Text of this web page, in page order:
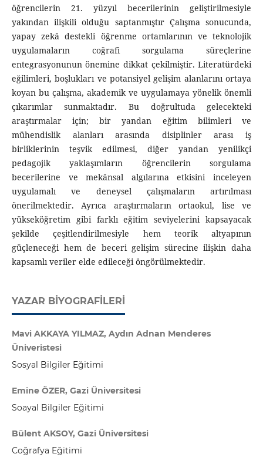
öğrencilerin 21. yüzyıl becerilerinin geliştirilmesiyle
yakından ilişkili olduğu saptanmıştır Çalışma sonucunda,
yapay zekâ destekli öğrenme ortamlarının ve teknolojik
uygulamaların coğrafi sorgulama süreçlerine
entegrasyonunun önemine dikkat çekilmiştir. Literatürdeki
eğilimleri, boşlukları ve potansiyel gelişim alanlarını ortaya
koyan bu çalışma, akademik ve uygulamaya yönelik önemli
çıkarımlar sunmaktadır. Bu doğrultuda gelecekteki
araştırmalar için; bir yandan eğitim bilimleri ve
mühendislik alanları arasında disiplinler arası iş
birliklerinin teşvik edilmesi, diğer yandan yenilikçi
pedagojik yaklaşımların öğrencilerin sorgulama
becerilerine ve mekânsal algılarına etkisini inceleyen
uygulamalı ve deneysel çalışmaların artırılması
önerilmektedir. Ayrıca araştırmaların ortaokul, lise ve
yükseköğretim gibi farklı eğitim seviyelerini kapsayacak
şekilde çeşitlendirilmesiyle hem teorik altyapının
güçleneceği hem de beceri gelişim sürecine ilişkin daha
kapsamlı veriler elde edileceği öngörülmektedir.
YAZAR BIYOGRAFILERI
Mavi AKKAYA YILMAZ, Aydın Adnan Menderes
Üniveristesi
Sosyal Bilgiler Eğitimi
Emine ÖZER, Gazi Üniversitesi
Soayal Bilgiler Eğitimi
Bülent AKSOY, Gazi Üniversitesi
Coğrafya Eğitimi